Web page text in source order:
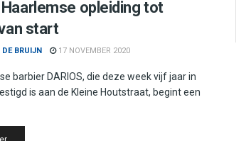
opleiding tot
start
DE BRUIJN 17 NOVEMBER 2020
barbier DARIOS, die deze week vijf jaar in
is aan de Kleine Houtstraat, begint een
Details